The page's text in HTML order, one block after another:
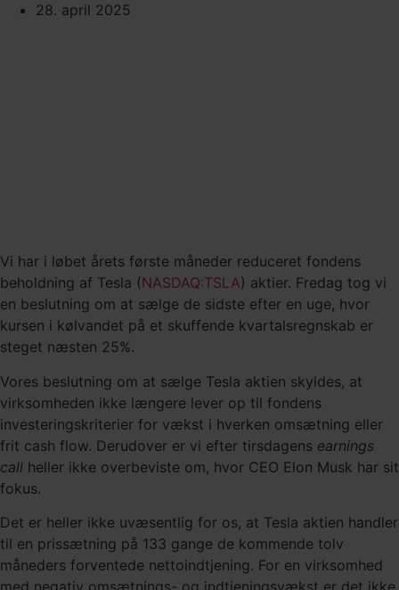
28. april 2025
Vi har i løbet årets første måneder reduceret fondens
beholdning af Tesla (NASDAQ:TSLA) aktier. Fredag tog vi
en beslutning om at sælge de sidste efter en uge, hvor
kursen i kølvandet på et skuffende kvartalsregnskab er
steget næsten 25%.
Vores beslutning om at sælge Tesla aktien skyldes, at
virksomheden ikke længere lever op til fondens
investeringskriterier for vækst i hverken omsætning eller
frit cash flow. Derudover er vi efter tirsdagens earnings
call heller ikke overbeviste om, hvor CEO Elon Musk har sit
fokus.
Det er heller ikke uvæsentlig for os, at Tesla aktien handler
til en prissætning på 133 gange de kommende tolv
måneders forventede nettoindtjening. For en virksomhed